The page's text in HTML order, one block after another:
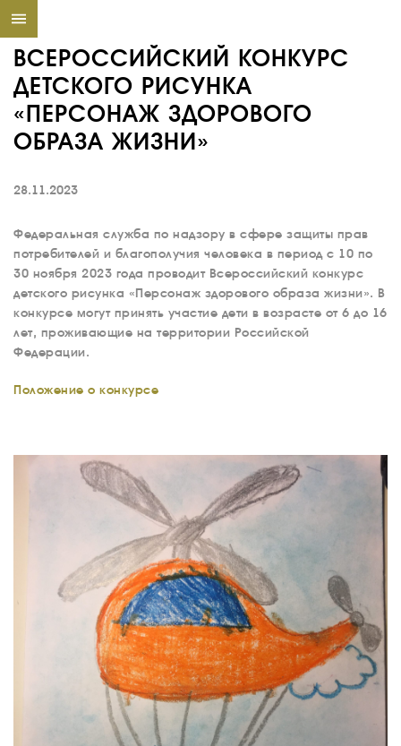
ВСЕРОССИЙСКИЙ КОНКУРС
ДЕТСКОГО РИСУНКА
«ПЕРСОНАЖ ЗДОРОВОГО
ОБРАЗА ЖИЗНИ»
28.11.2023
Федеральная служба по надзору в сфере защиты прав
потребителей и благополучия человека в период с 10 по
30 ноября 2023 года проводит Всероссийский конкурс
детского рисунка «Персонаж здорового образа жизни». В
конкурсе могут принять участие дети в возрасте от 6 до 16
лет, проживающие на территории Российской
Федерации.
Положение о конкурсе